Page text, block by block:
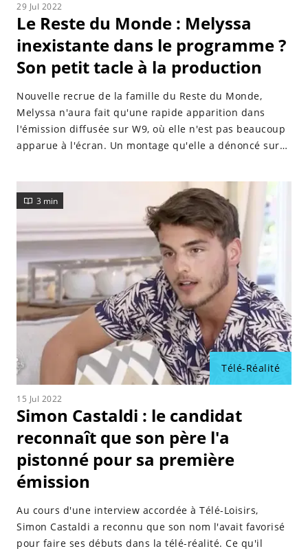
29 Jul 2022
Le Reste du Monde : Melyssa
inexistante dans le programme ?
Son petit tacle à la production
Nouvelle recrue de la famille du Reste du Monde,
Melyssa n'aura fait qu'une rapide apparition dans
l'émission diffusée sur W9, où elle n'est pas beaucoup
apparue à l'écran. Un montage qu'elle a dénoncé sur
Télé-Réalité
3 min
15 Jul 2022
Simon Castaldi : le candidat
reconnaît que son père l'a
pistonné pour sa première
émission
Au cours d'une interview accordée à Télé-Loisirs,
Simon Castaldi a reconnu que son nom l'avait favorisé
pour faire ses débuts dans la télé-réalité. Ce qu'il